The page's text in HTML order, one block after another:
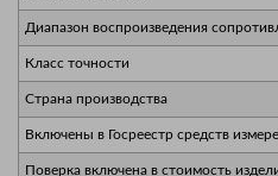
Диапазон воспроизведения
Класс точности
Страна производства
Включены в Госреестр средств
Поверка включена в стоимость